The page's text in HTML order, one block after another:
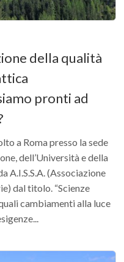
della qualità
pronti ad
a Roma presso la sede
dell’Università e della
A.I.S.S.A. (Associazione
dal titolo. “Scienze
cambiamenti alla luce